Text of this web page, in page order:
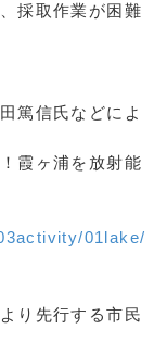
採取作業が困難
篤信氏などによ
霞ヶ浦を放射能
01lake/
り先行する市民